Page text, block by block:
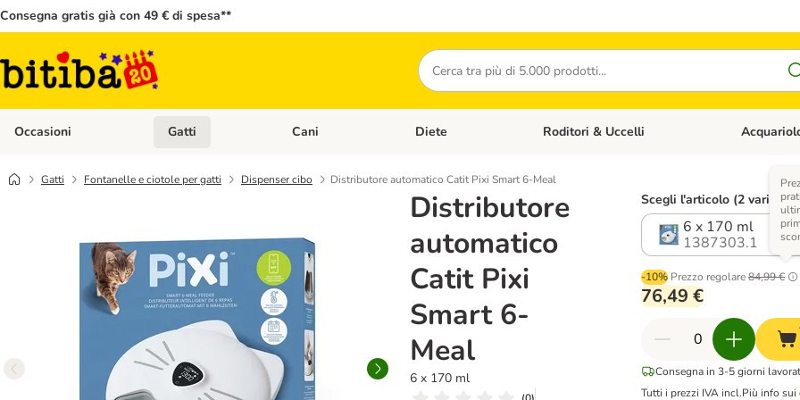
Consegna gratis già con 49 € di spesa**
Cerca
Occasioni Apri Menù Categoria: Occasioni
Gatti Apri Menù Categoria: Gatti
Cani Apri Menù Categoria: Cani
Diete Apri Menù Categoria: Diete
Roditori & Uccelli Apri Menù
Gatti Fontanelle e ciotole per gatti Dispenser cibo Distributore automatico Catit Pixi Smart 6-Meal
Distributore
automatico
Catit Pixi
Smart 6-
Meal
6 x 170 ml
Scegli l'articolo (2 varianti)
6 x 170 ml
1387303.1
-10% Prezzo regolare84,99 €
76,49 €
Consegna in 3-5 giorni
Tutti i prezzi IVA incl.Più info sui